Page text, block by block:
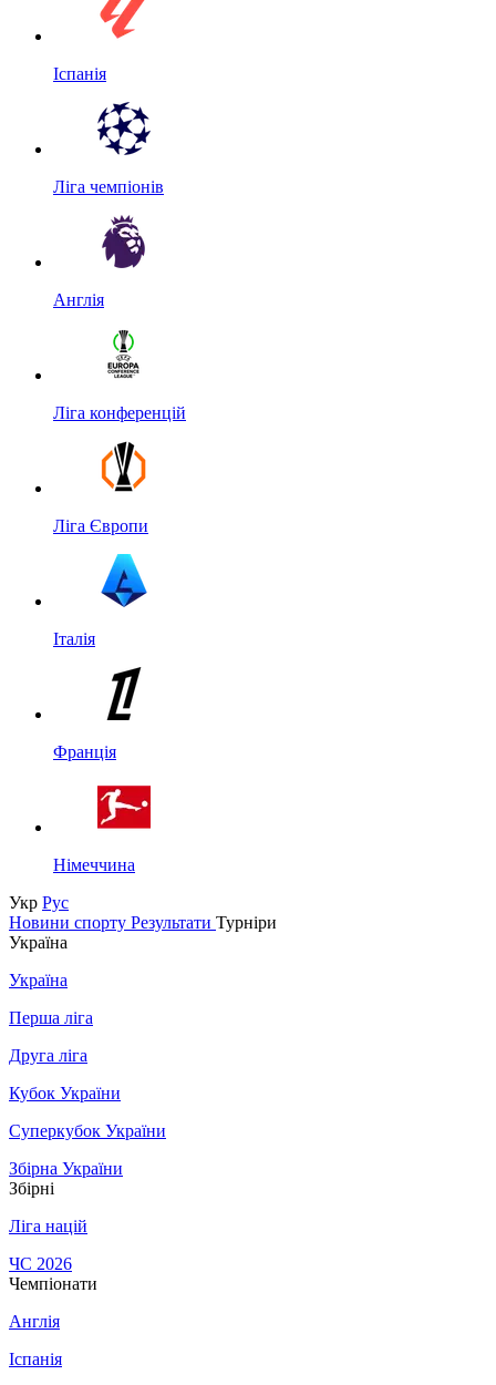
Іспанія
Ліга чемпіонів
Англія
Ліга конференцій
Ліга Європи
Італія
Франція
Німеччина
Укр Рус
Новини спорту Результати Турніри
Україна
Україна
Перша ліга
Друга ліга
Кубок України
Суперкубок України
Збірна України
Збірні
Ліга націй
ЧС 2026
Чемпіонати
Англія
Іспанія